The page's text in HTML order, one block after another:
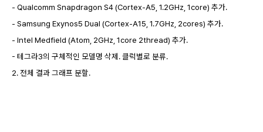
- Qualcomm Snapdragon S4 (Cortex-A5, 1.2GHz, 1core) 추가.
- Samsung Exynos5 Dual (Cortex-A15, 1.7GHz, 2cores) 추가.
- Intel Medfield (Atom, 2GHz, 1core 2thread) 추가.
- 테그라3의 구체적인 모델명 삭제. 클럭별로 분류.
2. 전체 결과 그래프 분할.